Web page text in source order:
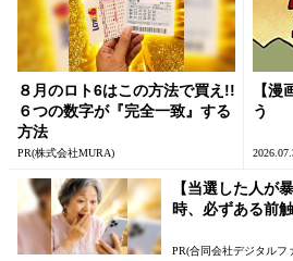
８月のロト6はこの方法で買え!!
６つの数字が『完全一致』する
方法
PR(株式会社MURA)
【
う
【当選した人が
時、必ずある前
PR(合同会社デジタルフ